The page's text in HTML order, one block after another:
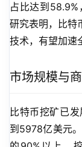
占比达到58.9%
研究表明，比特
技术，有望加速
市场规模与
比特币挖矿已
到5978亿美元